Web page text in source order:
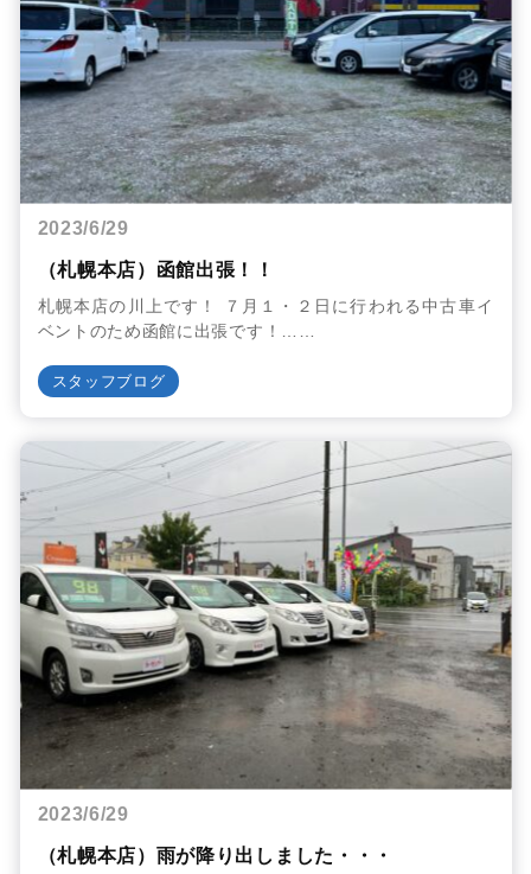
2023/6/29
（札幌本店）函館出張！！
札幌本店の川上です！ ７月１・２日に行われる中古車イ
ベントのため函館に出張です！……
スタッフブログ
2023/6/29
（札幌本店）雨が降り出しました・・・